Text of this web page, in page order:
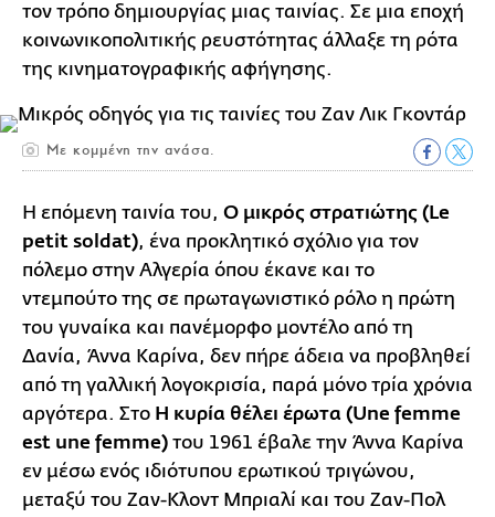
τον τρόπο δημιουργίας μιας ταινίας. Σε μια εποχή
κοινωνικοπολιτικής ρευστότητας άλλαξε τη ρότα
της κινηματογραφικής αφήγησης.
Με κομμένη την ανάσα.
Η επόμενη ταινία του, Ο μικρός στρατιώτης (Le
petit soldat), ένα προκλητικό σχόλιο για τον
πόλεμο στην Αλγερία όπου έκανε και το
ντεμπούτο της σε πρωταγωνιστικό ρόλο η πρώτη
του γυναίκα και πανέμορφο μοντέλο από τη
Δανία, Άννα Καρίνα, δεν πήρε άδεια να προβληθεί
από τη γαλλική λογοκρισία, παρά μόνο τρία χρόνια
αργότερα. Στο Η κυρία θέλει έρωτα (Une femme
est une femme) του 1961 έβαλε την Άννα Καρίνα
εν μέσω ενός ιδιότυπου ερωτικού τριγώνου,
μεταξύ του Ζαν-Κλοντ Μπριαλί και του Ζαν-Πολ